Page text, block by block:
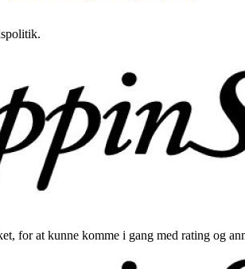
for at kunne komme i gang med rating og